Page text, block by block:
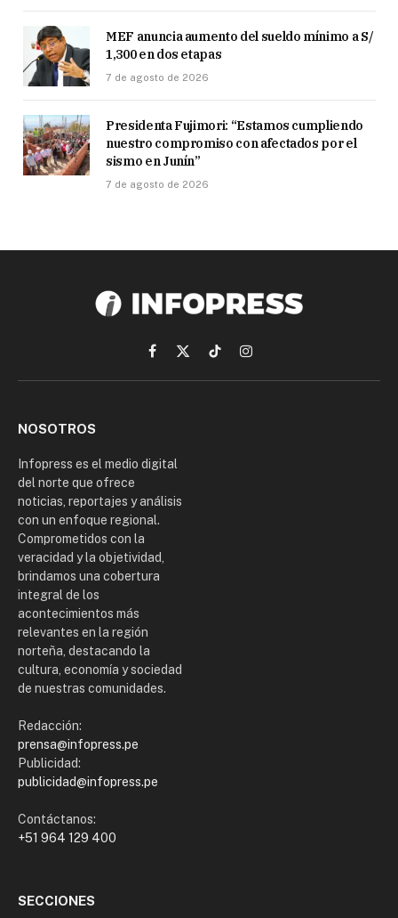
MEF anuncia aumento del sueldo mínimo a S/
1,300 en dos etapas
7 de agosto de 2026
Presidenta Fujimori: “Estamos cumpliendo
nuestro compromiso con afectados por el
sismo en Junín”
7 de agosto de 2026
Facebook
X
(Twitter)
TikTokInstagram
NOSOTROS
Infopress es el medio digital
del norte que ofrece
noticias, reportajes y análisis
con un enfoque regional.
Comprometidos con la
veracidad y la objetividad,
brindamos una cobertura
integral de los
acontecimientos más
relevantes en la región
norteña, destacando la
cultura, economía y sociedad
de nuestras comunidades.
Redacción:
prensa@infopress.pe
Publicidad:
publicidad@infopress.pe
Contáctanos:
+51 964 129 400
SECCIONES